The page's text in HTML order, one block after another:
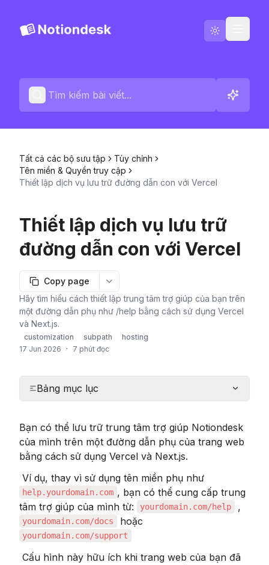
Liên hệ
Tất cả các bộ sưu tập
Tùy chỉnh
Tên miền & Quyền truy cập
Thiết lập dịch vụ lưu trữ đường dẫn con với Vercel
Thiết lập dịch vụ lưu trữ
đường dẫn con với Vercel
Copy page
More options
Hãy tìm hiểu cách thiết lập trung tâm trợ giúp của bạn trên
một đường dẫn phụ như /help bằng cách sử dụng Vercel
và Next.js.
customization subpath
hosting
17 Jun 2026
· 7 phút đọc
Bảng mục lục
Bạn có thể lưu trữ trung tâm trợ giúp Notiondesk
của mình trên một đường dẫn phụ của trang web
bằng cách sử dụng Vercel và Next.js.
Ví dụ, thay vì sử dụng tên miền phụ như
help.yourdomain.com , bạn có thể cung cấp trung
tâm trợ giúp của mình từ:
yourdomain.com/help ,
yourdomain.com/docs hoặc
yourdomain.com/support